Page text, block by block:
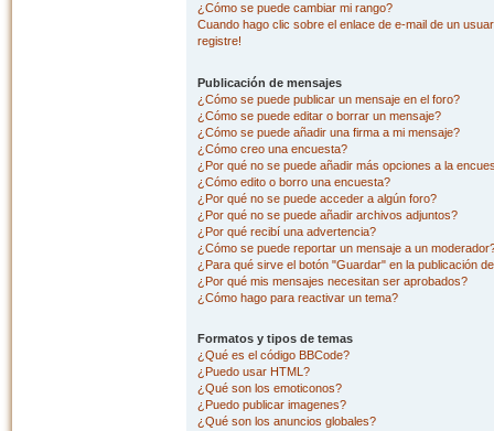
¿Cómo se puede cambiar mi rango?
Cuando hago clic sobre el enlace de e-mail de un
registre!
Publicación de mensajes
¿Cómo se puede publicar un mensaje en el foro?
¿Cómo se puede editar o borrar un mensaje?
¿Cómo se puede añadir una firma a mi mensaje?
¿Cómo creo una encuesta?
¿Por qué no se puede añadir más opciones a la
¿Cómo edito o borro una encuesta?
¿Por qué no se puede acceder a algún foro?
¿Por qué no se puede añadir archivos adjuntos?
¿Por qué recibí una advertencia?
¿Cómo se puede reportar un mensaje a un
¿Para qué sirve el botón "Guardar" en la publicación
¿Por qué mis mensajes necesitan ser aprobados?
¿Cómo hago para reactivar un tema?
Formatos y tipos de temas
¿Qué es el código BBCode?
¿Puedo usar HTML?
¿Qué son los emoticonos?
¿Puedo publicar imagenes?
¿Qué son los anuncios globales?